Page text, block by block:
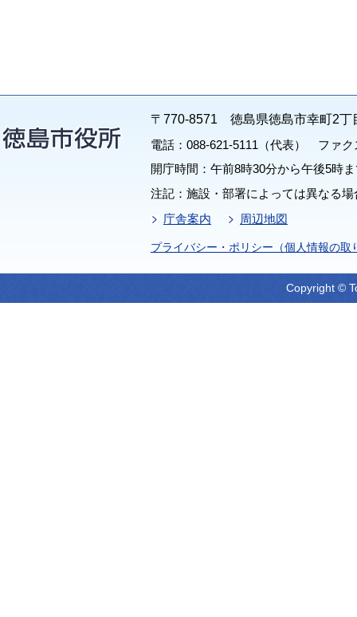
〒770-8571 徳島県徳島市幸町2丁
電話：088-621-5111（代表） ファク
開庁時間：午前8時30分から午後5時
注記：施設・部署によっては異なる
庁舎案内
周辺地図
プライバシー・ポリシー（個人情報の取
Copyright ©